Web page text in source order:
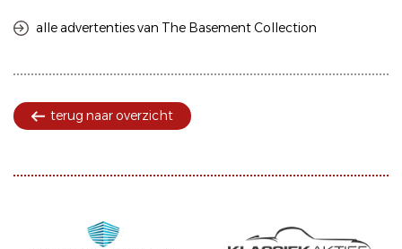
alle advertenties van The Basement Collection
terug naar overzicht